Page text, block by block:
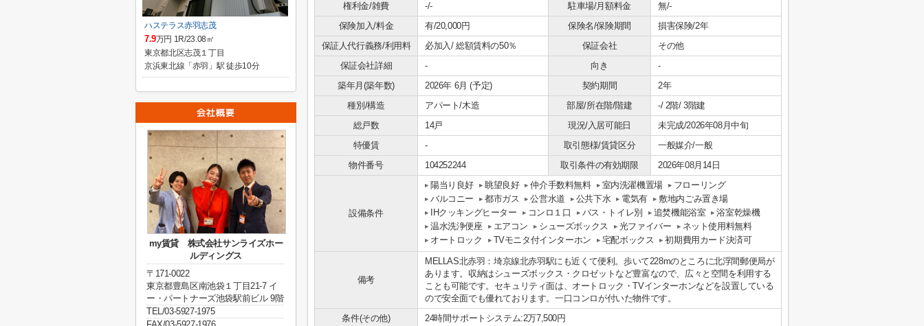
権利金/雑費
-/- 駐車場/月額料金
無/-
保険加入/料金
有/20,000円 保険名/保険期間
損害保険/2年
保証人代行義務/利用料
必加入/総額賃料の50％ 保証会社
その他
保証会社詳細
- 向き
-
築年月(築年数)
2026年 6月 (予定) 契約期間
2年
種別/構造
アパート/木造 部屋/所在階/階建
-/ 2階/ 3階建
総戸数
14戸 現況/入居可能日
未完成/2026年08月中旬
特優賃
- 取引態様/賃貸区分
一般媒介/一般
物件番号
104252244 取引条件の有効期限 2026年08月14日
設備条件
陽当り良好 眺望良好 仲介手数料無料 室内洗濯機置場
フローリング
バルコニー
都市ガス 公営水道 公共下水 電気有
敷地内ごみ置き場
IHクッキングヒーター
コンロ１口 バス・トイレ別 追焚機能浴室
浴室乾燥機
温水洗浄便座
エアコン シューズボックス 光ファイバー
ネット使用料無料
オートロック
TVモニタ付インターホン 宅配ボックス 初期費用カード決済可
備考
MELLAS北赤羽：埼京線北赤羽駅にも近くて便利。歩いて228mのところに北浮間郵便局が
あります。収納はシューズボックス・クロゼットなど豊富なので、広々と空間を利用する
ことも可能です。セキュリティ面は、オートロック・TVインターホンなどを設置している
ので安全面でも優れております。一口コンロが付いた物件です。
条件(その他)
24時間サポートシステム:2万7,500円
ハステラス赤羽志茂
7.9万円 1R/23.08㎡
東京都北区志茂１丁目
京浜東北線「赤羽」駅 徒歩10分
my賃貸 株式会社サンライズホー
ルディングス
〒171-0022
東京都豊島区南池袋１丁目21-7 イ
ー・パートナーズ池袋駅前ビル 9階
TEL/03-5927-1975